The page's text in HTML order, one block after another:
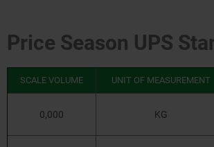
Price Season UPS
SCALE VOLUME UNIT OF MEASUREMENT
0,000 KG